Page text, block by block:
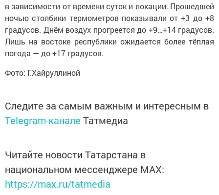
в зависимости от времени суток и локации. Прошедшей
ночью столбики термометров показывали от +3 до +8
градусов. Днём воздух прогреется до +9…+14 градусов.
Лишь на востоке республики ожидается более тёплая
погода — до +17 градусов.
Фото: Г.Хайруллиной
Следите за самым важным и интересным в
Telegram-канале Татмедиа
Читайте новости Татарстана в
национальном мессенджере MАХ:
https://max.ru/tatmedia